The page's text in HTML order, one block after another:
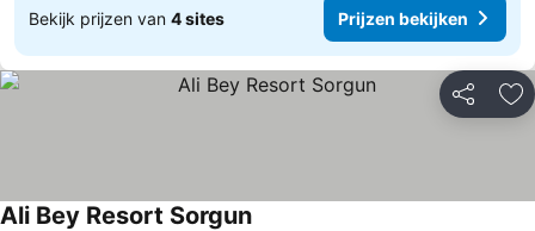
Bekijk prijzen van 4 sites Prijzen bekijken
Delen
Ali Bey Resort Sorgun